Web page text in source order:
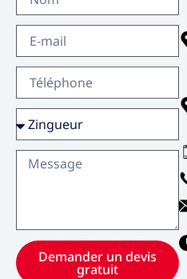
Couvreur Sotteville-lès-Rouen
Demander un devis
gratuit